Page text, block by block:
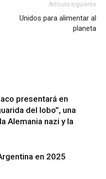
Artículo siguiente
Unidos para alimentar al
planeta
presentará en
del lobo”, una
Alemania nazi y la
en 2025